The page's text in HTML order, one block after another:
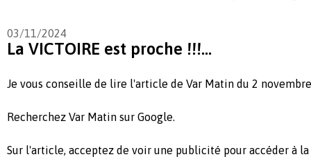
03/11/2024
La VICTOIRE est proche !!!...
Je vous conseille de lire l'article de Var Matin du 2
Recherchez Var Matin sur Google.
Sur l'article, acceptez de voir une publicité pour accéder à